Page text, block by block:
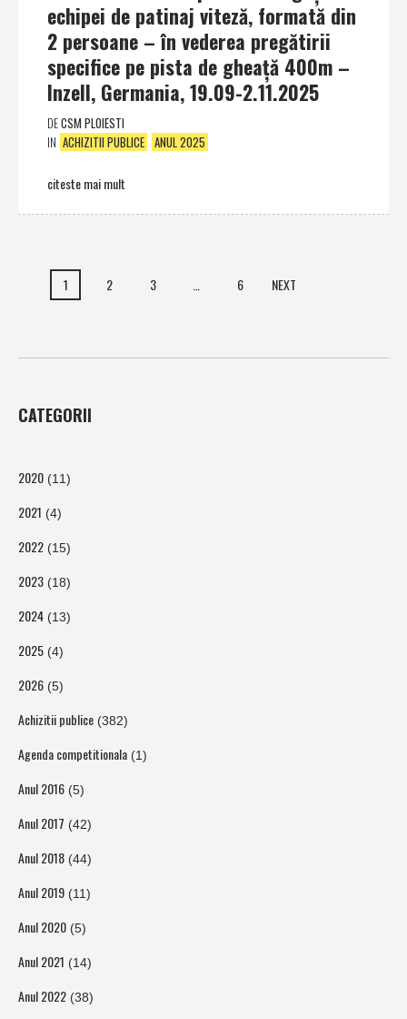
echipei de patinaj viteză, formată din
2 persoane – în vederea pregătirii
specifice pe pista de gheaţă 400m –
Inzell, Germania, 19.09-2.11.2025
DECSM PLOIESTI
IN ACHIZITII PUBLICE ANUL 2025
citeste mai mult
1 2 3 … 6 NEXT
CATEGORII
2020 (11)
2021 (4)
2022 (15)
2023 (18)
2024 (13)
2025 (4)
2026 (5)
Achizitii publice (382)
Agenda competitionala (1)
Anul 2016 (5)
Anul 2017 (42)
Anul 2018 (44)
Anul 2019 (11)
Anul 2020 (5)
Anul 2021 (14)
Anul 2022 (38)